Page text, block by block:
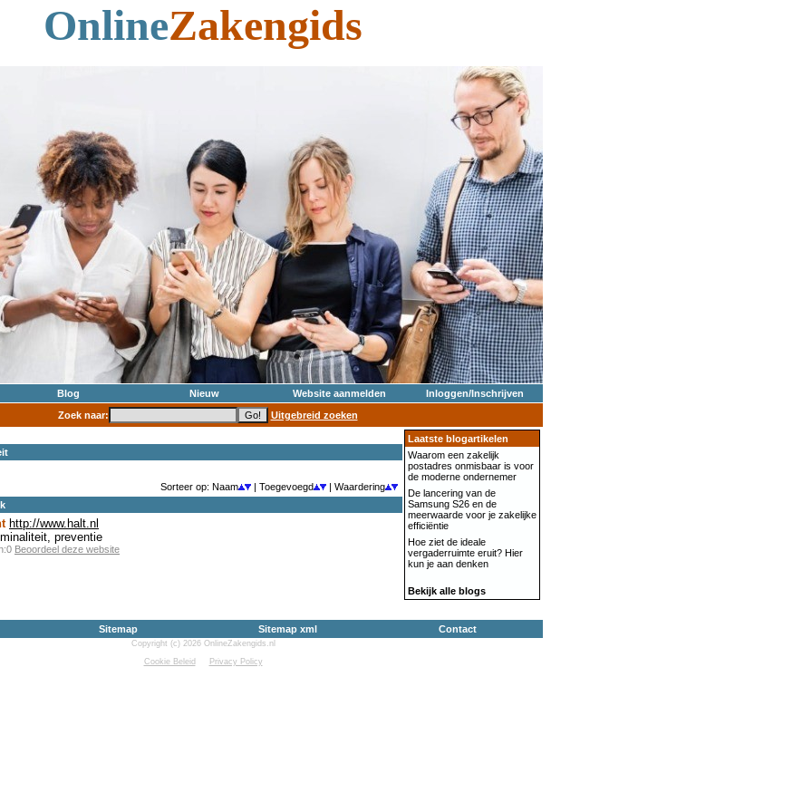
OnlineZakengids
Blog Nieuw Website aanmelden
Inloggen/Inschrijven
Zoek naar:
Uitgebreid zoeken
Sorteer op: Naam | Toegevoegd
| Waardering
http://www.halt.nl
preventie
Beoordeel deze website
Laatste blogartikelen
Waarom een zakelijk
postadres onmisbaar is voor
de moderne ondernemer
De lancering van de
Samsung S26 en de
meerwaarde voor je zakelijke
efficiëntie
Hoe ziet de ideale
vergaderruimte eruit? Hier
kun je aan denken
Bekijk alle blogs
Sitemap Sitemap xml Contact
Copyright (c) 2026 OnlineZakengids.nl
Cookie Beleid
Privacy Policy